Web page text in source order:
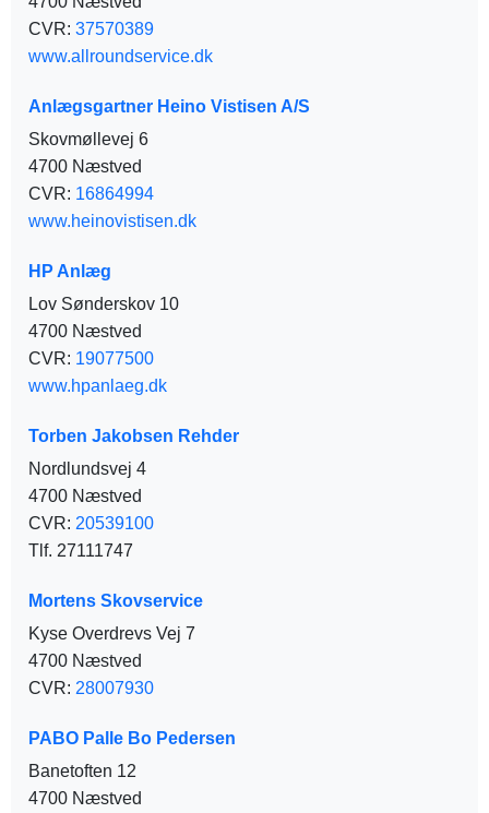
CVR: 37570389
www.allroundservice.dk
Anlægsgartner Heino Vistisen A/S
Skovmøllevej 6
4700 Næstved
CVR: 16864994
www.heinovistisen.dk
HP Anlæg
Lov Sønderskov 10
4700 Næstved
CVR: 19077500
www.hpanlaeg.dk
Torben Jakobsen Rehder
Nordlundsvej 4
4700 Næstved
CVR: 20539100
Tlf. 27111747
Mortens Skovservice
Kyse Overdrevs Vej 7
4700 Næstved
CVR: 28007930
PABO Palle Bo Pedersen
Banetoften 12
4700 Næstved